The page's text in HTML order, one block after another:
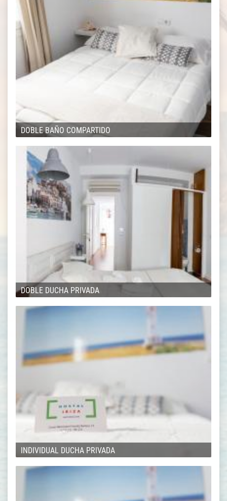
DOBLE BAÑO COMPARTIDO
DOBLE DUCHA PRIVADA
INDIVIDUAL DUCHA PRIVADA